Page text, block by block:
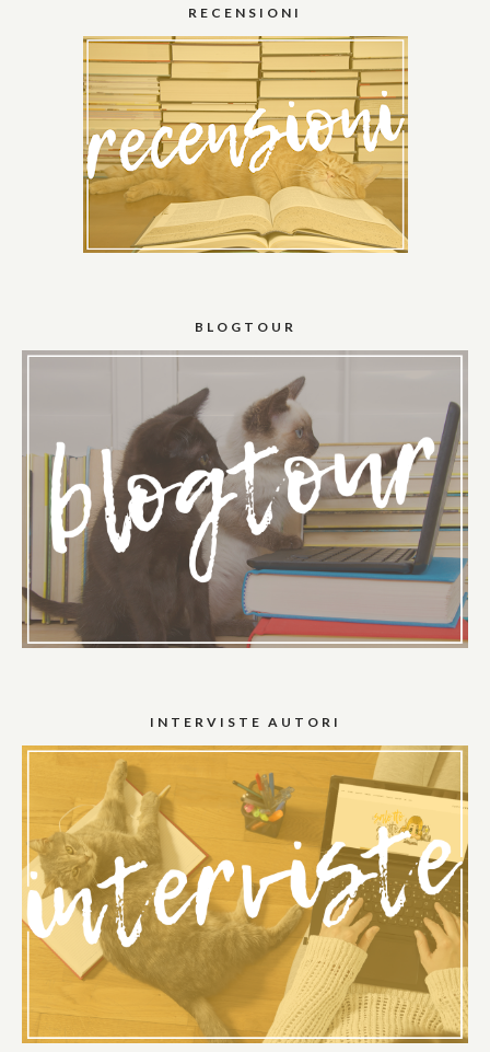
RECENSIONI
BLOGTOUR
INTERVISTE AUTORI